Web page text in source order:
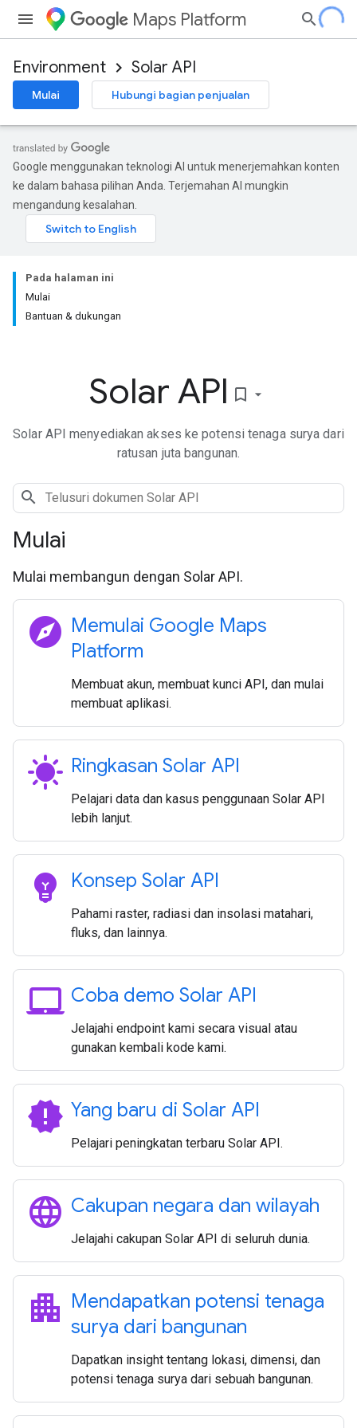
Maps Platform
Environment Solar API
Mulai Hubungi bagian penjualan
Google menggunakan teknologi AI untuk menerjemahkan konten
ke dalam bahasa pilihan Anda. Terjemahan AI mungkin
mengandung kesalahan.
Pada halaman ini
Mulai
Bantuan & dukungan
Solar API bookmark_border
Solar API menyediakan akses ke potensi tenaga surya dari
ratusan juta bangunan.
Mulai
Mulai membangun dengan Solar API.
explore Memulai Google Maps
Platform
Membuat akun, membuat kunci API, dan mulai
membuat aplikasi.
sunny Ringkasan Solar API
Pelajari data dan kasus penggunaan Solar API
lebih lanjut.
emoji_objects Konsep Solar API
Pahami raster, radiasi dan insolasi matahari,
fluks, dan lainnya.
laptop_mac Coba demo Solar API
Jelajahi endpoint kami secara visual atau
gunakan kembali kode kami.
new_releases Yang baru di Solar API
Pelajari peningkatan terbaru Solar API.
language Cakupan negara dan wilayah
Jelajahi cakupan Solar API di seluruh dunia.
apartment Mendapatkan potensi tenaga
surya dari bangunan
Dapatkan insight tentang lokasi, dimensi, dan
potensi tenaga surya dari sebuah bangunan.